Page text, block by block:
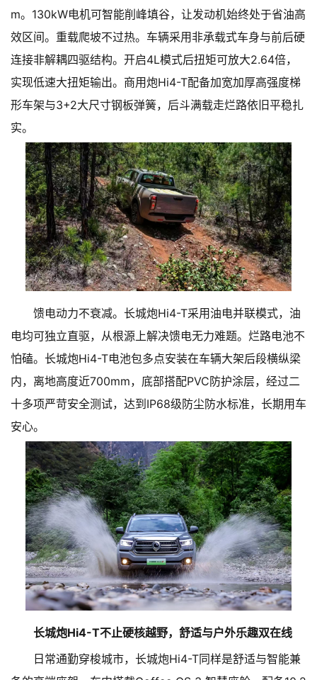
m。130kW电机可智能削峰填谷，让发动机始终处于省油高
效区间。重载爬坡不过热。车辆采用非承载式车身与前后硬
连接非解耦四驱结构。开启4L模式后扭矩可放大2.64倍，
实现低速大扭矩输出。商用炮Hi4-T配备加宽加厚高强度梯
形车架与3+2大尺寸钢板弹簧，后斗满载走烂路依旧平稳扎
实。
馈电动力不衰减。长城炮Hi4-T采用油电并联模式，油
电均可独立直驱，从根源上解决馈电无力难题。烂路电池不
怕磕。长城炮Hi4-T电池包多点安装在车辆大架后段横纵梁
内，离地高度近700mm，底部搭配PVC防护涂层，经过二
十多项严苛安全测试，达到IP68级防尘防水标准，长期用车
安心。
长城炮Hi4-T不止硬核越野，舒适与户外乐趣双在线
日常通勤穿梭城市，长城炮Hi4-T同样是舒适与智能兼